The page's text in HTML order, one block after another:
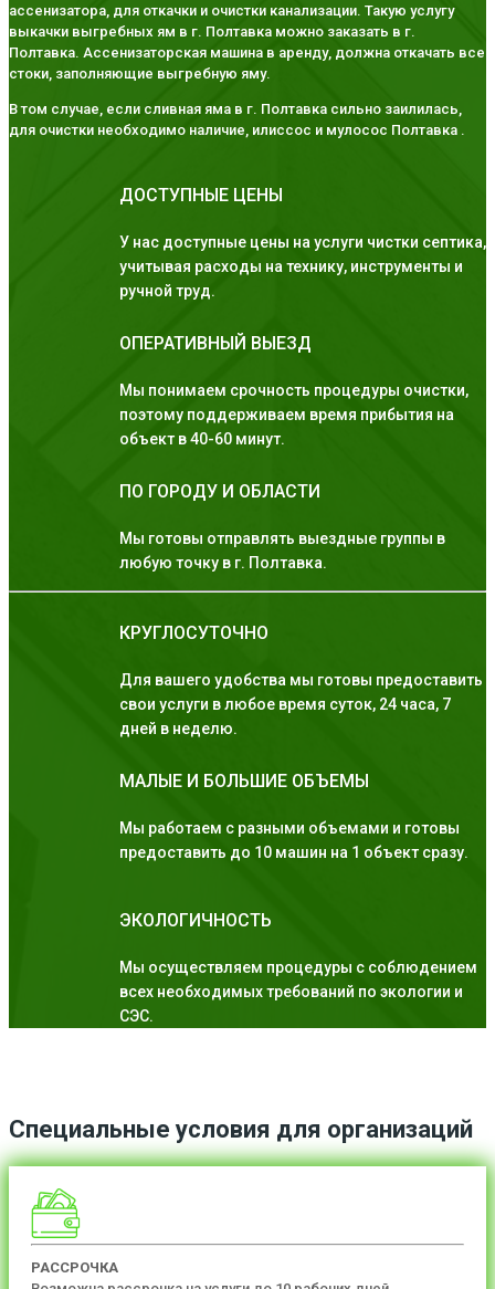
ассенизатора, для откачки и очистки канализации. Такую услугу
выкачки выгребных ям в г. Полтавка можно заказать в г.
Полтавка. Ассенизаторская машина в аренду, должна откачать все
стоки, заполняющие выгребную яму.
В том случае, если сливная яма в г. Полтавка сильно заилилась,
для очистки необходимо наличие, илиссос и мулосос Полтавка .
ДОСТУПНЫЕ ЦЕНЫ
У нас доступные цены на услуги чистки септика,
учитывая расходы на технику, инструменты и
ручной труд.
ОПЕРАТИВНЫЙ ВЫЕЗД
Мы понимаем срочность процедуры очистки,
поэтому поддерживаем время прибытия на
объект в 40-60 минут.
ПО ГОРОДУ И ОБЛАСТИ
Мы готовы отправлять выездные группы в
любую точку в г. Полтавка.
КРУГЛОСУТОЧНО
Для вашего удобства мы готовы предоставить
свои услуги в любое время суток, 24 часа, 7
дней в неделю.
МАЛЫЕ И БОЛЬШИЕ ОБЪЕМЫ
Мы работаем с разными объемами и готовы
предоставить до 10 машин на 1 объект сразу.
ЭКОЛОГИЧНОСТЬ
Мы осуществляем процедуры с соблюдением
всех необходимых требований по экологии и
СЭС.
Специальные условия для организаций
РАССРОЧКА